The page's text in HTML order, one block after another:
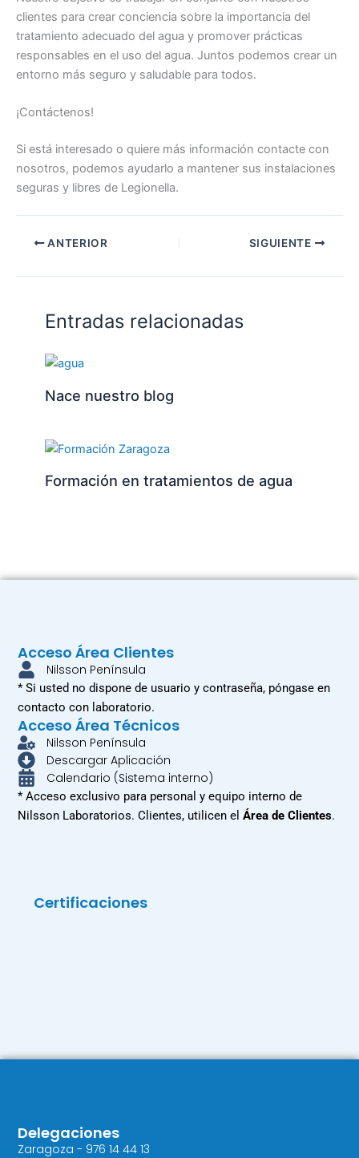
clientes para crear conciencia sobre la importancia del
tratamiento adecuado del agua y promover prácticas
responsables en el uso del agua. Juntos podemos crear un
entorno más seguro y saludable para todos.
¡Contáctenos!
Si está interesado o quiere más información contacte con
nosotros, podemos ayudarlo a mantener sus instalaciones
seguras y libres de Legionella.
ANTERIOR SIGUIENTE
Entradas relacionadas
Nace nuestro blog
Formación en tratamientos de agua
Acceso Área Clientes
Nilsson Península
* Si usted no dispone de usuario y contraseña, póngase en
contacto con laboratorio.
Acceso Área Técnicos
Nilsson Península
Descargar Aplicación
Calendario (Sistema interno)
* Acceso exclusivo para personal y equipo interno de
Nilsson Laboratorios. Clientes, utilicen elÁrea de Clientes.
Certificaciones
Delegaciones
Zaragoza - 976 14 44 13